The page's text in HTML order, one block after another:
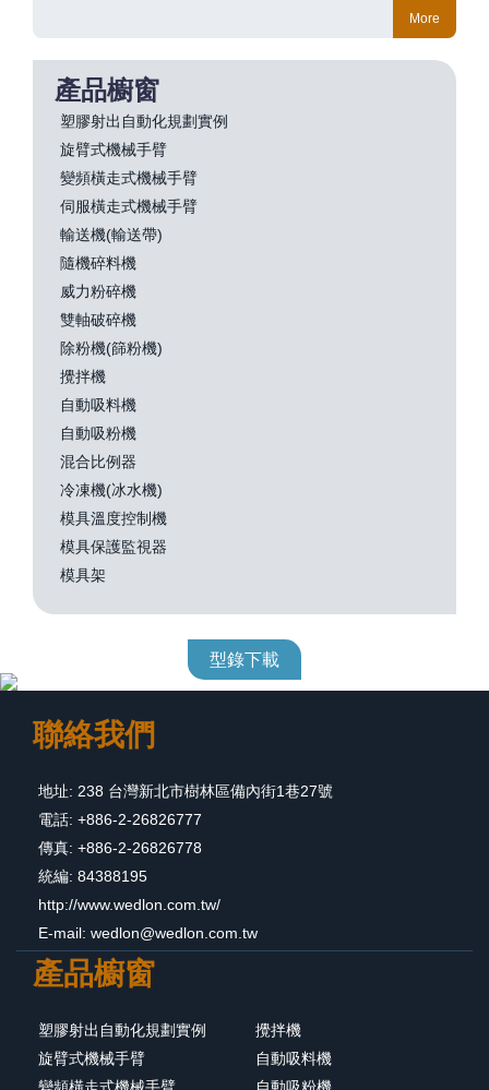
More
產品櫥窗
塑膠射出自動化規劃實例
旋臂式機械手臂
變頻橫走式機械手臂
伺服橫走式機械手臂
輸送機(輸送帶)
隨機碎料機
威力粉碎機
雙軸破碎機
除粉機(篩粉機)
攪拌機
自動吸料機
自動吸粉機
混合比例器
冷凍機(冰水機)
模具溫度控制機
模具保護監視器
模具架
型錄下載
聯絡我們
地址: 238 台灣新北市樹林區備內街1巷27號
電話: +886-2-26826777
傳真: +886-2-26826778
統編: 84388195
http://www.wedlon.com.tw/
E-mail: wedlon@wedlon.com.tw
產品櫥窗
塑膠射出自動化規劃實例
旋臂式機械手臂
攪拌機
自動吸料機